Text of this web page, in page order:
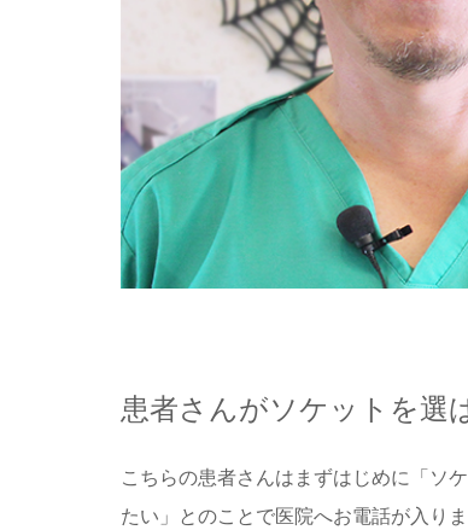
患者さんがソケットを選
こちらの患者さんはまずはじめに「ソ
たい」とのことで医院へお電話が入り